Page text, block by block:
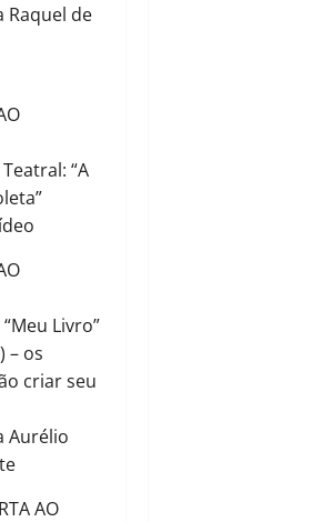
Raquel de
“A
Livro”
– os
criar seu
Aurélio
AO